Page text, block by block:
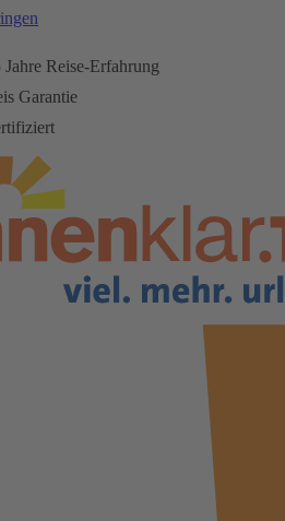
Reise-Erfahrung
Garantie